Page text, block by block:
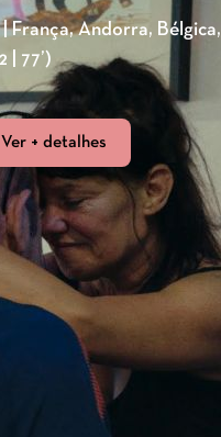
França, Andorra, Bélgica,
| 77’)
Ver + detalhes